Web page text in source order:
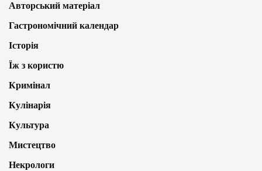
Авторський матеріал
Гастрономічний календар
Історія
Їж з користю
Кримінал
Кулінарія
Культура
Мистецтво
Некрологи